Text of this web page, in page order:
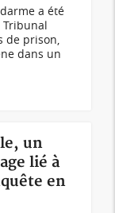
a été
de prison,
dans un
un
lié à
en